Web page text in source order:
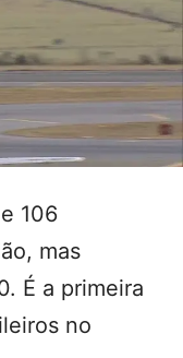
106
mas
É a primeira
no